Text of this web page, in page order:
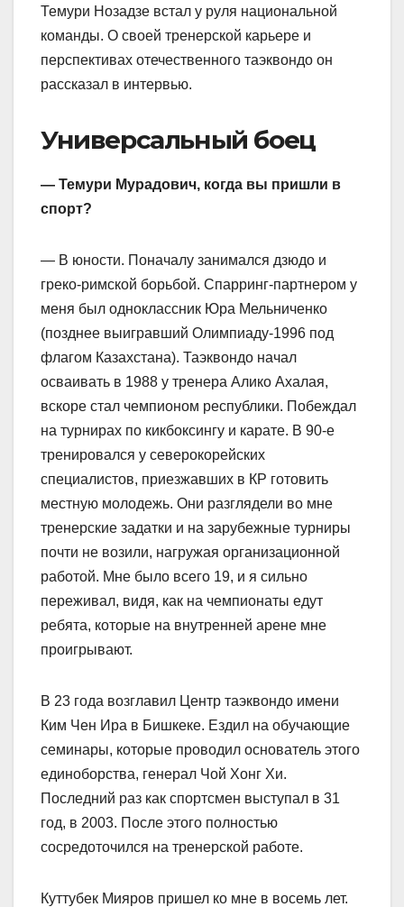
Темури Нозадзе встал у руля национальной
команды. О своей тренерской карьере и
перспективах отечественного таэквондо он
рассказал в интервью.
Универсальный боец
— Темури Мурадович, когда вы пришли в
спорт?
— В юности. Поначалу занимался дзюдо и
греко-римской борьбой. Спарринг-партнером у
меня был одноклассник Юра Мельниченко
(позднее выигравший Олимпиаду-1996 под
флагом Казахстана). Таэквондо начал
осваивать в 1988 у тренера Алико Ахалая,
вскоре стал чемпионом республики. Побеждал
на турнирах по кикбоксингу и карате. В 90-е
тренировался у северокорейских
специалистов, приезжавших в КР готовить
местную молодежь. Они разглядели во мне
тренерские задатки и на зарубежные турниры
почти не возили, нагружая организационной
работой. Мне было всего 19, и я сильно
переживал, видя, как на чемпионаты едут
ребята, которые на внутренней арене мне
проигрывают.
В 23 года возглавил Центр таэквондо имени
Ким Чен Ира в Бишкеке. Ездил на обучающие
семинары, которые проводил основатель этого
единоборства, генерал Чой Хонг Хи.
Последний раз как спортсмен выступал в 31
год, в 2003. После этого полностью
сосредоточился на тренерской работе.
Куттубек Мияров пришел ко мне в восемь лет.